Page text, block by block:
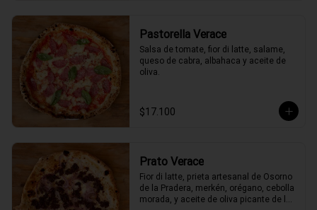
Pastorella Verace
Salsa de tomate, fior di latte, salame,
queso de cabra, albahaca y aceite de
oliva.
$17.100
Prato Verace
Fior di latte, prieta artesanal de Osorno
de la Pradera, merkén, orégano, cebolla
morada, y aceite de oliva picante de la